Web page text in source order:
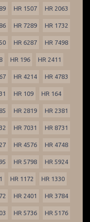
HR 1507 HR 2063
HR 7289 HR 1732
HR 6287 HR 7498
HR 196 HR 2411
HR 4214 HR 4783
HR 109 HR 164
HR 2819 HR 2381
HR 7031 HR 8731
HR 4576 HR 4748
HR 5798 HR 5924
HR 1172 HR 1330
HR 2401 HR 3784
HR 5736 HR 5176